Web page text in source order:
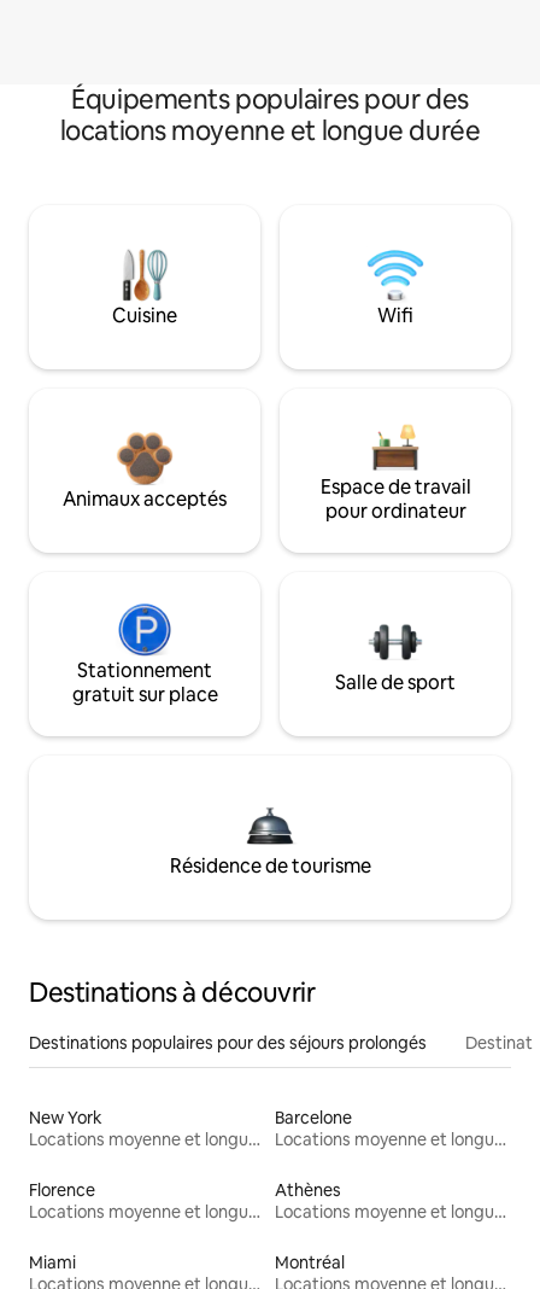
Équipements populaires pour des
locations moyenne et longue durée
Cuisine Wifi
Animaux acceptés
Espace de travail
pour ordinateur
Stationnement
gratuit sur place
Salle de sport
Résidence de tourisme
Destinations à découvrir
Destinations populaires pour des séjours prolongés
New York
Locations moyenne et longue durée
Barcelone
Locations moyenne et longue durée
Florence
Locations moyenne et longue durée
Athènes
Locations moyenne et longue durée
Miami
Locations moyenne et longue durée
Montréal
Locations moyenne et longue durée